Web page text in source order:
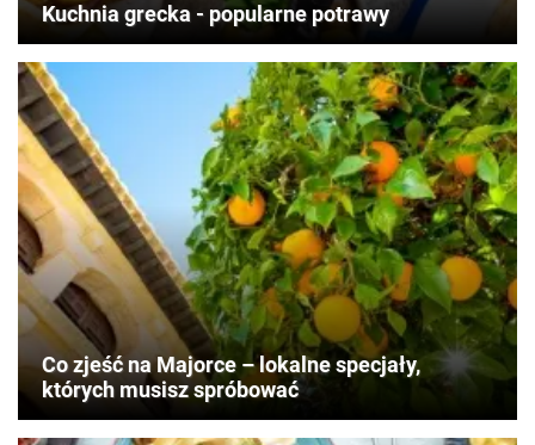
Kuchnia grecka - popularne potrawy
Co zjeść na Majorce – lokalne specjały,
których musisz spróbować